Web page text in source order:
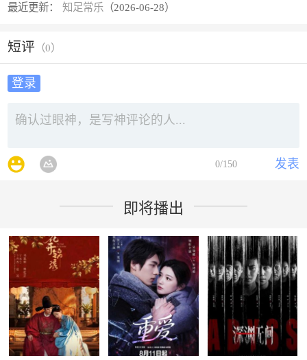
最近更新：
知足常乐 （2026-06-28）
短评 （0）
登录
发表
0/150
即将播出